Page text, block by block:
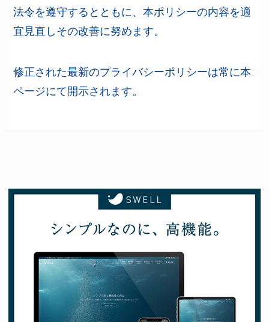
法令を遵守するとともに、本ポリシーの内容を適
宜見直しその改善に努めます。
修正された最新のプライバシーポリシーは常に本
ページにて開示されます。